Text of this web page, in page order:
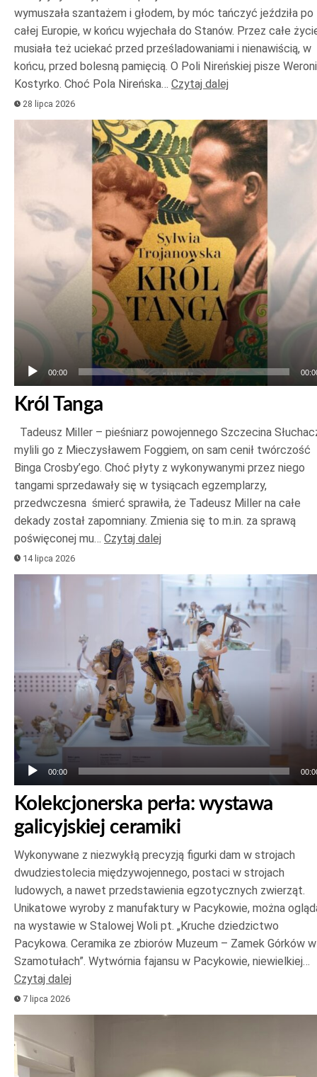
wymuszała szantażem i głodem, by móc tańczyć jeździła po
całej Europie, w końcu wyjechała do Stanów. Przez całe
musiała też uciekać przed prześladowaniami i nienawiścią, w
końcu, przed bolesną pamięcią. O Poli Nireńskiej pisze
Kostyrko. Choć Pola Nireńska… Czytaj dalej
28 lipca 2026
plików
00:00
Król Tanga
Tadeusz Miller – pieśniarz powojennego Szczecina
mylili go z Mieczysławem Foggiem, on sam cenił twórczość
Binga Crosby’ego. Choć płyty z wykonywanymi przez niego
tangami sprzedawały się w tysiącach egzemplarzy,
przedwczesna śmierć sprawiła, że Tadeusz Miller na całe
dekady został zapomniany. Zmienia się to m.in. za sprawą
poświęconej mu… Czytaj dalej
14 lipca 2026
Odtwarzacz
00:00
Kolekcjonerska perła: wystawa
galicyjskiej ceramiki
Wykonywane z niezwykłą precyzją figurki dam w strojach
dwudziestolecia międzywojennego, postaci w strojach
ludowych, a nawet przedstawienia egzotycznych zwierząt.
Unikatowe wyroby z manufaktury w Pacykowie, można
na wystawie w Stalowej Woli pt. „Kruche dziedzictwo
Pacykowa. Ceramika ze zbiorów Muzeum – Zamek Górków w
Szamotułach”. Wytwórnia fajansu w Pacykowie, niewielkiej…
Czytaj dalej
7 lipca 2026
Odtwarzacz
plików
dźwiękowych